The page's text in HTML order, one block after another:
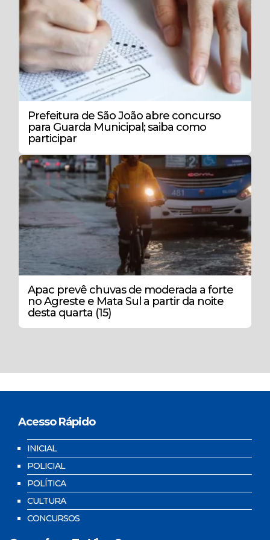
Prefeitura de São João abre concurso
para Guarda Municipal; saiba como
participar
Apac prevê chuvas de moderada a forte
no Agreste e Mata Sul a partir da noite
desta quarta (15)
Acesso Rápido
INICIAL
POLICIAL
POLÍTICA
CULTURA
CONCURSOS